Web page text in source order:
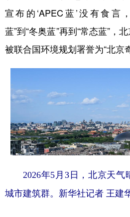
宣布的‘APEC蓝’没有食言
蓝”到“冬奥蓝”再到“常态蓝”，
被联合国环境规划署誉为“北京
2026年5月3日，北京天
城市建筑群。新华社记者 王建